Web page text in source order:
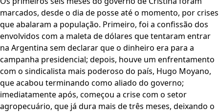
marcados, desde o dia de posse até o momento, por crises
que abalaram a população. Primeiro, foi a confissão dos
envolvidos com a maleta de dólares que tentaram entrar
na Argentina sem declarar que o dinheiro era para a
campanha presidencial; depois, houve um enfrentamento
com o sindicalista mais poderoso do país, Hugo Moyano,
que acabou terminando como aliado do governo;
imediatamente após, começou a crise com o setor
agropecuário, que já dura mais de três meses, deixando o